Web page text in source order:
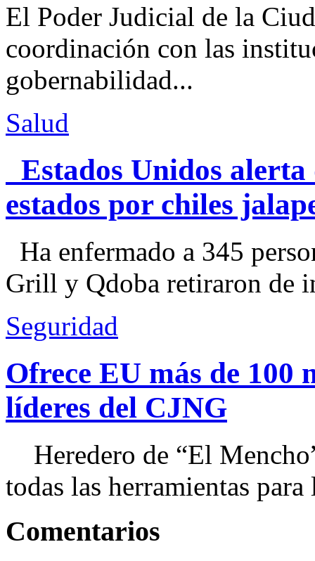
El Poder Judicial de la
coordinación con las
gobernabilidad...
Salud
Estados Unidos alerta
estados por chiles
Ha enfermado a 345
Grill y Qdoba retiraron de
Seguridad
Ofrece EU más de 100
líderes del CJNG
Heredero de “El
todas las herramientas
Comentarios